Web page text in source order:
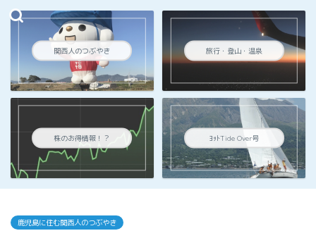
関西人のつぶやき 旅行・登山・温泉
株のお得情報！？ ﾖｯﾄTide Over号
鹿児島に住む関西人のつぶやき